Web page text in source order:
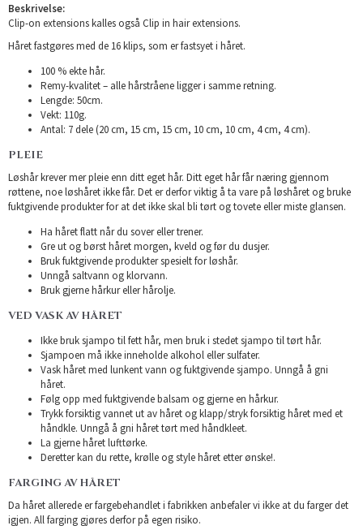
Beskrivelse:
Clip-on extensions kalles også Clip in hair extensions.
Håret fastgøres med de 16 klips, som er fastsyet i håret.
100 % ekte hår.
Remy-kvalitet – alle hårstråene ligger i samme retning.
Lengde: 50cm.
Vekt: 110g.
Antal: 7 dele (20 cm, 15 cm, 15 cm, 10 cm, 10 cm, 4 cm, 4 cm).
PLEIE
Løshår krever mer pleie enn ditt eget hår. Ditt eget hår får næring gjennom
røttene, noe løshåret ikke får. Det er derfor viktig å ta vare på løshåret og bruke
fuktgivende produkter for at det ikke skal bli tørt og tovete eller miste glansen.
Ha håret flatt når du sover eller trener.
Gre ut og børst håret morgen, kveld og før du dusjer.
Bruk fuktgivende produkter spesielt for løshår.
Unngå saltvann og klorvann.
Bruk gjerne hårkur eller hårolje.
VED VASK AV HÅRET
Ikke bruk sjampo til fett hår, men bruk i stedet sjampo til tørt hår.
Sjampoen må ikke inneholde alkohol eller sulfater.
Vask håret med lunkent vann og fuktgivende sjampo. Unngå å gni
håret.
Følg opp med fuktgivende balsam og gjerne en hårkur.
Trykk forsiktig vannet ut av håret og klapp/stryk forsiktig håret med et
håndkle. Unngå å gni håret tørt med håndkleet.
La gjerne håret lufttørke.
Deretter kan du rette, krølle og style håret etter ønske!.
FARGING AV HÅRET
Da håret allerede er fargebehandlet i fabrikken anbefaler vi ikke at du farger det
igjen. All farging gjøres derfor på egen risiko.